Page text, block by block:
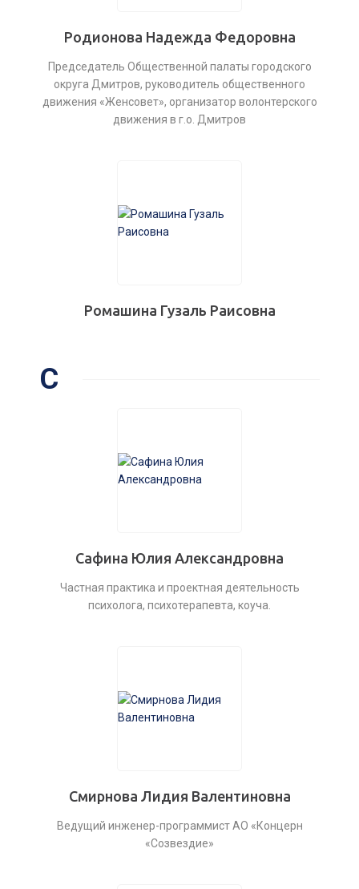
Родионова Надежда Федоровна
Председатель Общественной палаты городского
округа Дмитров, руководитель общественного
движения «Женсовет», организатор волонтерского
движения в г.о. Дмитров
Ромашина Гузаль Раисовна
С
Сафина Юлия Александровна
Частная практика и проектная деятельность
психолога, психотерапевта, коуча.
Смирнова Лидия Валентиновна
Ведущий инженер-программист АО «Концерн
«Созвездие»